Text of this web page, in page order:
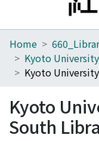
Home
Communities
Download
Home
Kyoto
South